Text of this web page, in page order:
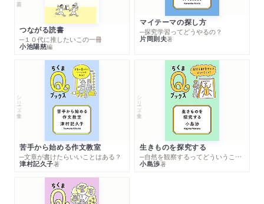
つながる読書
─１０代に推したいこの一冊
小池陽慈編
マイテーマの探し方
─探究学習ってどうやるの？
片岡則夫著
シリーズ・全集
苦手から始める作文教室
─文章が書けたらいいことはある？
津村記久子著
シリーズ・全集
生きものを探究する
─自然を観察するってどういうこと？
小島渉著